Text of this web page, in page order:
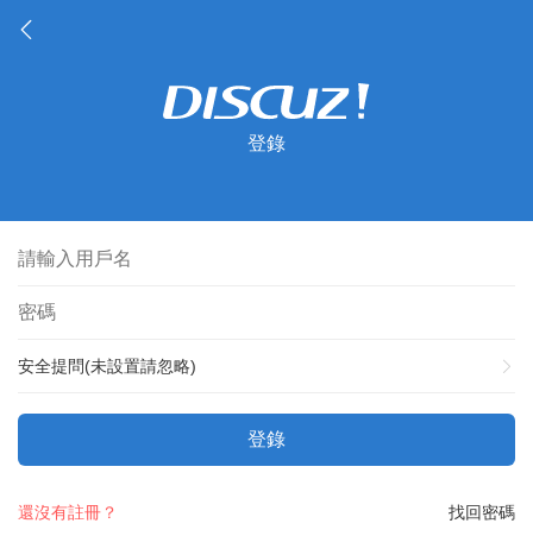
登錄
安全提問(未設置請忽略)
登錄
找回密碼
還沒有註冊？